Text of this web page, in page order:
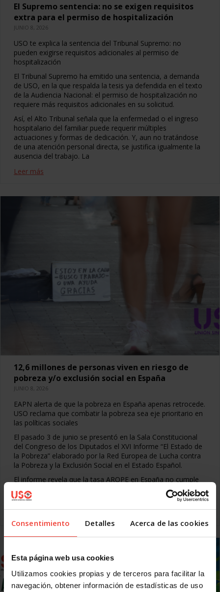
Consentimiento Detalles Acerca de las cookies
Esta página web usa cookies
Utilizamos cookies propias y de terceros para facilitar la
navegación, obtener información de estadísticas de uso
El Supremo sentencia: no se exigen requisitos
extra para el permiso de hospitalización
JUNIO 8, 2026
USO te explica la sentencia del Tribunal Supremo: no
pueden exigirse requisitos adicionales al permiso de
hospitalización
El Tribunal Supremo ha emitido una sentencia, a demanda
de USO, en la que respalda la tesis ya defendida en el texto
de la Audiencia Nacional: el permiso de hospitalización no
requiere más requisitos adicionales en su solicitud.
Así, el Alto Tribunal señala que la enfermedad o el ingreso
hospitalario del familiar puede requerir múltiples
actuaciones y formas de dedicación. Y, aun no tratándose
de una atención personal directa, se justifica igualmente la
ausencia del trabajo. La
Leer más
12,6 millones de personas viven en riesgo de
pobreza y/o exclusión social en España
JUNIO 8, 2026
EAPN alerta de que la pobreza en España apenas retrocede.
USO reclama que combatir la pobreza sea eje prioritario en
las políticas sociales
El pasado 3 de junio se presentó en la Sala Constitucional
del Congreso de los Diputados el XVI Informe “El Estado de
la Pobreza” elaborado por la Red Europea de Lucha contra
la Pobreza y la Exclusión Social en el Estado Español.
El informe revela que la tasa AROPE en España no cumple
con los objetivos anuales establecidos en la Agenda 2030.
Para 2025, esta tasa se debería situar en un